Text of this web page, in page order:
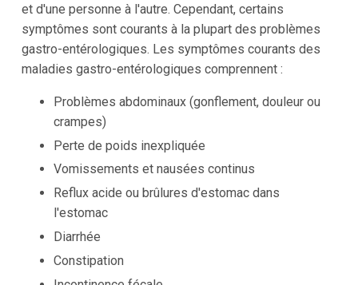
et d'une personne à l'autre. Cependant, certains
symptômes sont courants à la plupart des problèmes
gastro-entérologiques. Les symptômes courants des
maladies gastro-entérologiques comprennent :
Problèmes abdominaux (gonflement, douleur ou
crampes)
Perte de poids inexpliquée
Vomissements et nausées continus
Reflux acide ou brûlures d'estomac dans
l'estomac
Diarrhée
Constipation